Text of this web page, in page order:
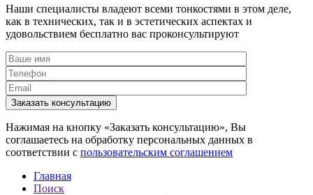
Наши специалисты владеют всеми тонкостями в этом деле,
как в технических, так и в эстетических аспектах и
удовольствием бесплатно вас проконсультируют
Заказать консультацию
Нажимая на кнопку «Заказать консультацию», Вы
соглашаетесь на обработку персональных данных в
соответствии с пользовательским соглашением
Главная
Поиск